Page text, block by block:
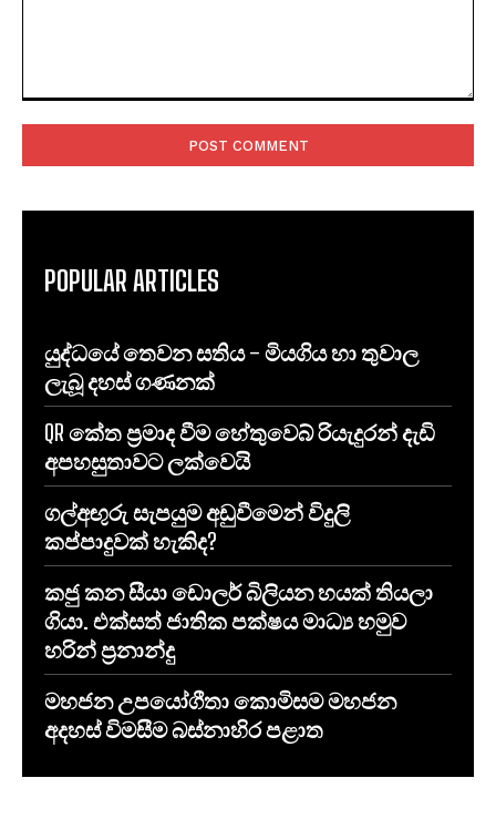
POPULAR ARTICLES
යුද්ධයේ තෙවන සතිය – මියගිය හා තුවාල
ලැබූ දහස් ගණනක්
QR කේත ප්‍රමාද වීම හේතුවෙබ් රියැදුරන් දැඩි
අපහසුතාවට ලක්වෙයි
ගල්අඟුරු සැපයුම අඩුවීමෙන් විදුලි
කප්පාදුවක් හැකිද?
කජු කන සීයා ඩොලර් බිලියන හයක් තියලා
ගියා. එක්සත් ජාතික පක්ෂය මාධ්‍ය හමුව
හරින් ප්‍රනාන්දු
මහජන උපයෝගීතා කොමිසම මහජන
අදහස් විමසීම බස්නාහිර පළාත